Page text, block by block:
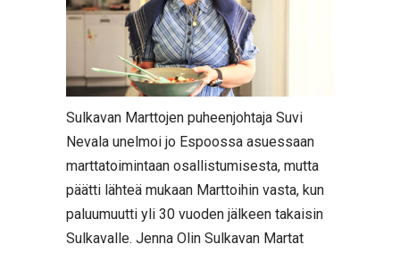
Sulkavan Marttojen puheenjohtaja Suvi
Nevala unelmoi jo Espoossa asuessaan
marttatoimintaan osallistumisesta, mutta
päätti lähteä mukaan Marttoihin vasta, kun
paluumuutti yli 30 vuoden jälkeen takaisin
Sulkavalle. Jenna Olin Sulkavan Martat